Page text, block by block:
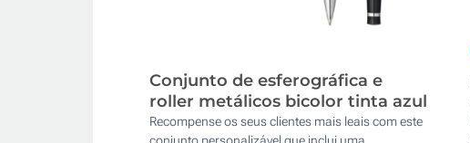
Conjunto de esferográfica e
roller metálicos bicolor tinta azul
Recompense os seus clientes mais leais com este
conjunto personalizável que inclui uma